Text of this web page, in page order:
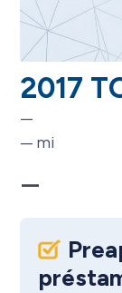
2017
—
—
— mi